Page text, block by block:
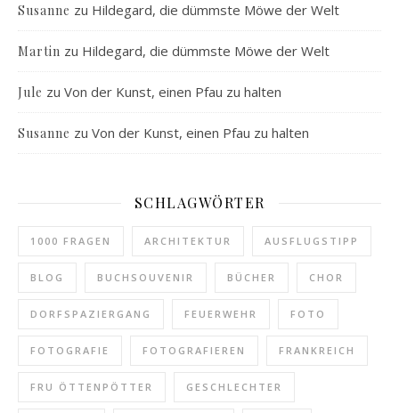
Susanne zu Hildegard, die dümmste Möwe der Welt
Martin zu Hildegard, die dümmste Möwe der Welt
Jule zu Von der Kunst, einen Pfau zu halten
Susanne zu Von der Kunst, einen Pfau zu halten
SCHLAGWÖRTER
1000 FRAGEN ARCHITEKTUR AUSFLUGSTIPP
BLOG BUCHSOUVENIR BÜCHER CHOR
DORFSPAZIERGANG FEUERWEHR FOTO
FOTOGRAFIE FOTOGRAFIEREN FRANKREICH
FRU ÖTTENPÖTTER GESCHLECHTER